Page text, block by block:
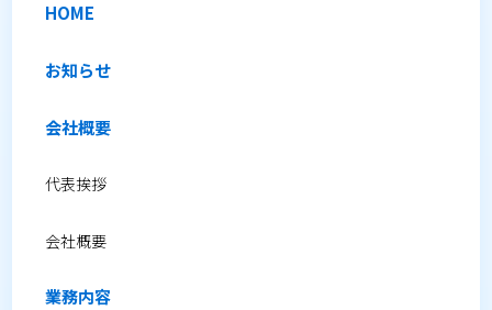
HOME
お知らせ
会社概要
代表挨拶
会社概要
業務内容